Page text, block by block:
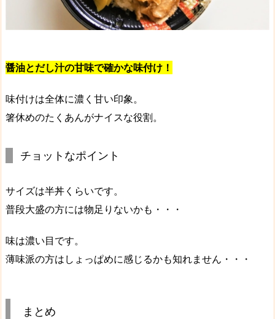
醤油とだし汁の甘味で確かな味付け！
味付けは全体に濃く甘い印象。
箸休めのたくあんがナイスな役割。
チョットなポイント
サイズは半丼くらいです。
普段大盛の方には物足りないかも・・・
味は濃い目です。
薄味派の方はしょっぱめに感じるかも知れません・・・
まとめ